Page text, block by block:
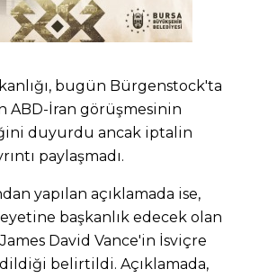
bugün Bürgenstock'ta
ABD-İran görüşmesinin
duyurdu ancak iptalin
paylaşmadı.
yapılan açıklamada ise,
başkanlık edecek olan
James David Vance'in İsviçre
belirtildi. Açıklamada,